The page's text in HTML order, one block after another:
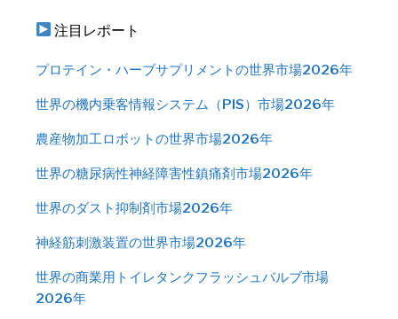
注目レポート
プロテイン・ハーブサプリメントの世界市場2026年
世界の機内乗客情報システム（PIS）市場2026年
農産物加工ロボットの世界市場2026年
世界の糖尿病性神経障害性鎮痛剤市場2026年
世界のダスト抑制剤市場2026年
神経筋刺激装置の世界市場2026年
世界の商業用トイレタンクフラッシュバルブ市場
2026年